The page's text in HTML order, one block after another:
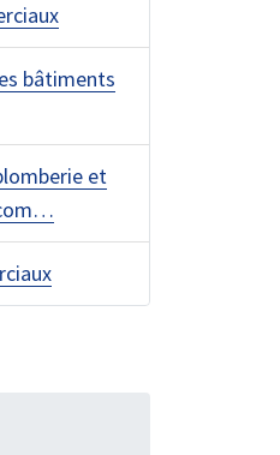
bâtiments
et